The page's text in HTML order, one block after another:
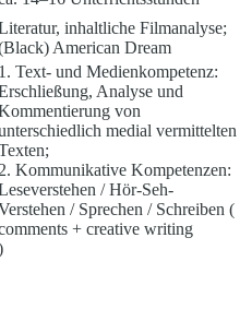
inhaltliche Filmanalyse;
American Dream
1. Text- und Medienkompetenz:
Analyse und
von
medial vermittelten
Kommunikative Kompetenzen:
/ Hör-Seh-
/ Sprechen / Schreiben (
+ creative writing